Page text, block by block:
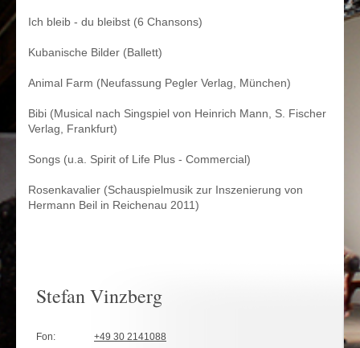
Ich bleib - du bleibst (6 Chansons)
Kubanische Bilder (Ballett)
Animal Farm (Neufassung Pegler Verlag, München)
Bibi (Musical nach Singspiel von Heinrich Mann, S. Fischer
Verlag, Frankfurt)
Songs (u.a. Spirit of Life Plus - Commercial)
Rosenkavalier (Schauspielmusik zur Inszenierung von
Hermann Beil in Reichenau 2011)
Stefan Vinzberg
Fon: +49 30 2141088